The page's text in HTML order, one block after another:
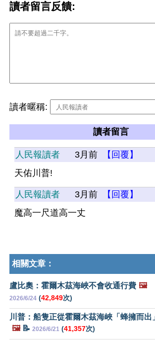
讀者留言反饋:
讀者暱稱:
讀者留言
人民報讀者 3月前
【回覆】
天佑川普!
人民報讀者 3月前
【回覆】
魔高一尺道高一丈
相關文章：
盧比奧：霍爾木茲海峽不會收通行費 🖼️
2026/6/24 (42,849次)
川普：船隻正從霍爾木茲海峽「蜂擁而出
🖼️📝 2026/6/21 (41,357次)